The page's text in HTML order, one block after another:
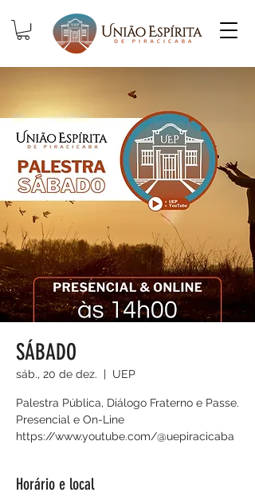
SÁBADO
sáb., 20 de dez.
  |
UEP
Palestra Pública, Diálogo Fraterno e Passe.
Presencial e On-Line
https://www.youtube.com/@uepiracicaba
Horário e local